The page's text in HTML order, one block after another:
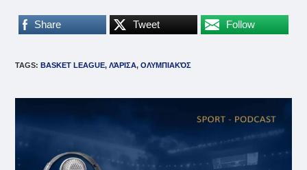
Share Tweet Follow
TAGS:BASKET LEAGUE, ΛΆΡΙΣΑ, ΟΛΥΜΠΙΑΚΌΣ